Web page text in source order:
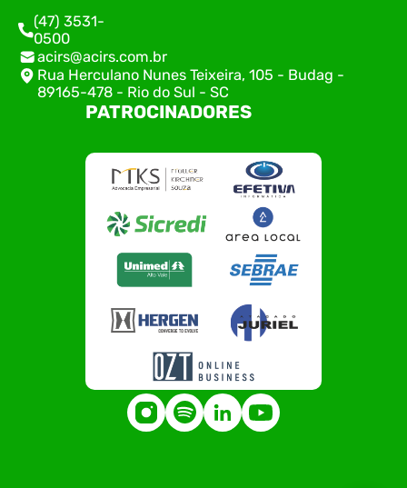
(47) 3531-
0500
acirs@acirs.com.br
Rua Herculano Nunes Teixeira, 105 - Budag -
89165-478 - Rio do Sul - SC
PATROCINADORES